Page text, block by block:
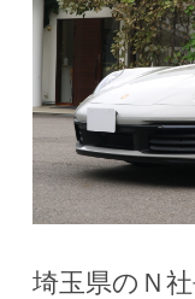
埼玉県のＮ